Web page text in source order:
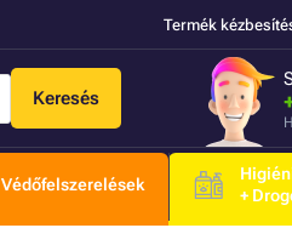
Termék
Keresés
Védőfelszerelések
+